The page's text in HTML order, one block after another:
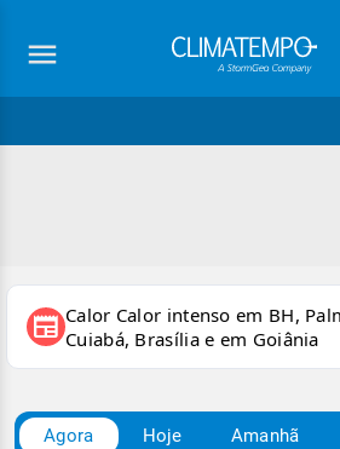
newspaper Calor Calor intenso em BH,
Cuiabá, Brasília e em Goiânia
Agora Hoje Amanhã